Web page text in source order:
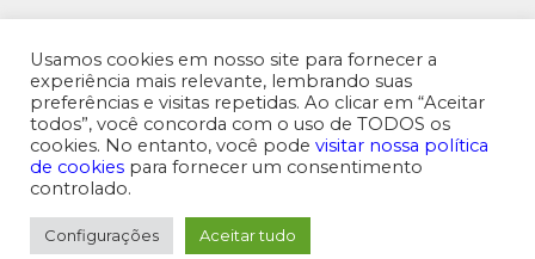
MENU SUPERIOR
Usamos cookies em nosso site para fornecer a
experiência mais relevante, lembrando suas
preferências e visitas repetidas. Ao clicar em “Aceitar
todos”, você concorda com o uso de TODOS os
cookies. No entanto, você pode visitar nossa política
de cookies para fornecer um consentimento
controlado.
Configurações Aceitar tudo